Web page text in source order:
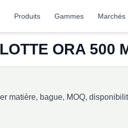
Produits Gammes Marchés
ORA 500
matière, bague, MOQ,